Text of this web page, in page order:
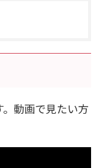
動画で見たい方